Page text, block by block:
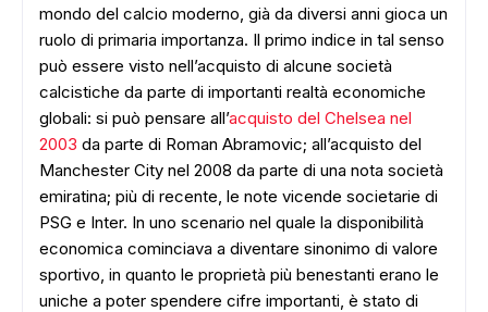
mondo del calcio moderno, già da diversi anni gioca un
ruolo di primaria importanza. Il primo indice in tal senso
può essere visto nell’acquisto di alcune società
calcistiche da parte di importanti realtà economiche
globali: si può pensare all’acquisto del Chelsea nel
2003 da parte di Roman Abramovic; all’acquisto del
Manchester City nel 2008 da parte di una nota società
emiratina; più di recente, le note vicende societarie di
PSG e Inter. In uno scenario nel quale la disponibilità
economica cominciava a diventare sinonimo di valore
sportivo, in quanto le proprietà più benestanti erano le
uniche a poter spendere cifre importanti, è stato di